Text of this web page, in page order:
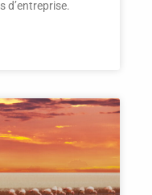
d’entreprise.